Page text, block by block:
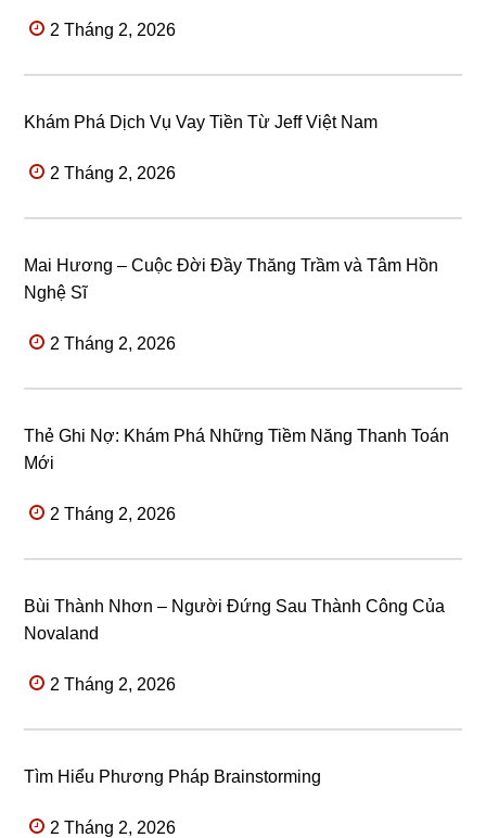
2 Tháng 2, 2026
Khám Phá Dịch Vụ Vay Tiền Từ Jeff Việt Nam
2 Tháng 2, 2026
Mai Hương – Cuộc Đời Đầy Thăng Trầm và Tâm Hồn
Nghệ Sĩ
2 Tháng 2, 2026
Thẻ Ghi Nợ: Khám Phá Những Tiềm Năng Thanh Toán
Mới
2 Tháng 2, 2026
Bùi Thành Nhơn – Người Đứng Sau Thành Công Của
Novaland
2 Tháng 2, 2026
Tìm Hiểu Phương Pháp Brainstorming
2 Tháng 2, 2026